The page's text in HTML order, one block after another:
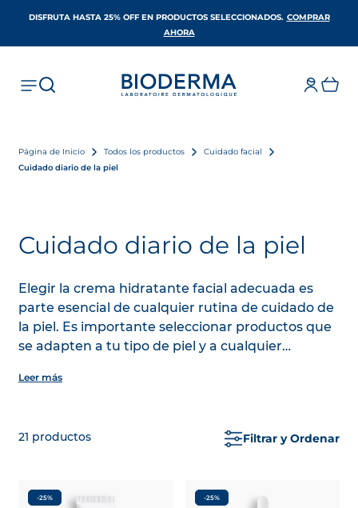
DISFRUTA HASTA 25% OFF EN PRODUCTOS SELECCIONADOS​. COMPRAR
AHORA
Página de Inicio Todos los productos
Cuidado facial
Cuidado diario de la piel
Cuidado diario de la piel
Elegir la crema hidratante facial adecuada es
parte esencial de cualquier rutina de cuidado de
la piel. Es importante seleccionar productos que
se adapten a tu tipo de piel y a cualquier
deshidratación puede afectar a todo tipo de piel,
de BIODERMA, formulados para piel grasa, con
mantener tu piel saludable e hidratada.
Leer más
21 productos Filtrar y Ordenar
-25% -25%